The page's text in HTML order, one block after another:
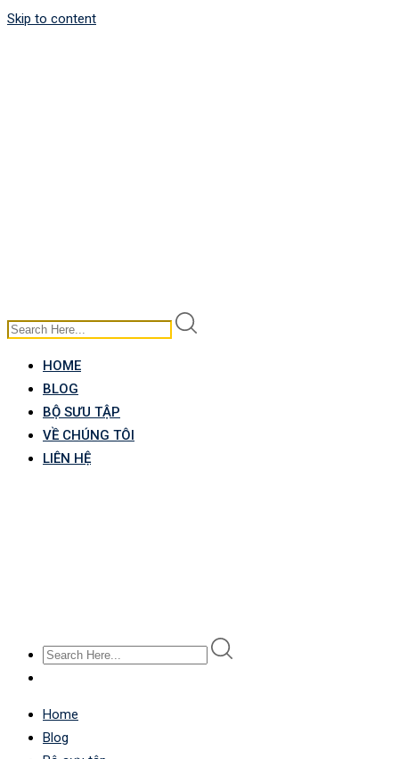
Skip to content
HOME
BLOG
BỘ SƯU TẬP
VỀ CHÚNG TÔI
LIÊN HỆ
Home
Blog